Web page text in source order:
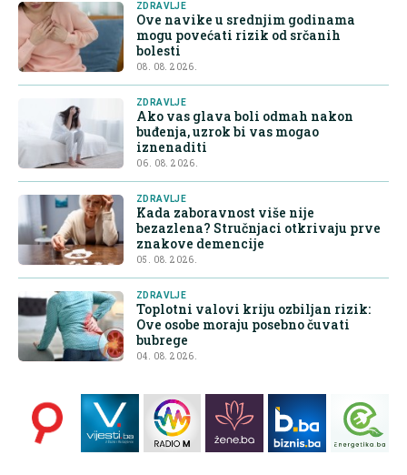
ZDRAVLJE
Ove navike u srednjim godinama
mogu povećati rizik od srčanih
bolesti
08. 08. 2026.
ZDRAVLJE
Ako vas glava boli odmah nakon
buđenja, uzrok bi vas mogao
iznenaditi
06. 08. 2026.
ZDRAVLJE
Kada zaboravnost više nije
bezazlena? Stručnjaci otkrivaju prve
znakove demencije
05. 08. 2026.
ZDRAVLJE
Toplotni valovi kriju ozbiljan rizik:
Ove osobe moraju posebno čuvati
bubrege
04. 08. 2026.